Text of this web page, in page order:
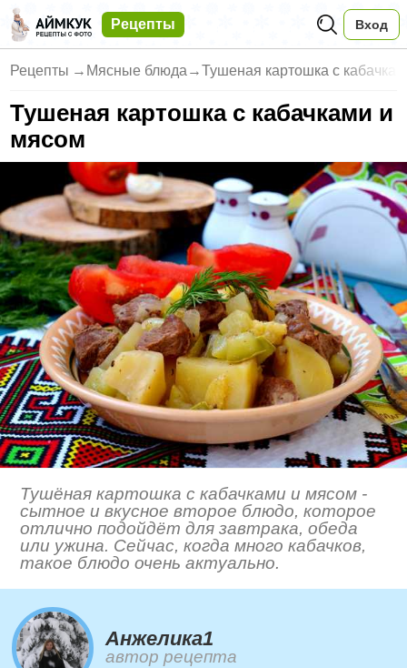
Рецепты Вход
Рецепты → Мясные блюда →Тушеная картошка с
Тушеная картошка с кабачками и
мясом
Тушёная картошка с кабачками и мясом -
сытное и вкусное второе блюдо, которое
отлично подойдёт для завтрака, обеда
или ужина. Сейчас, когда много кабачков,
такое блюдо очень актуально.
Анжелика1
автор рецепта